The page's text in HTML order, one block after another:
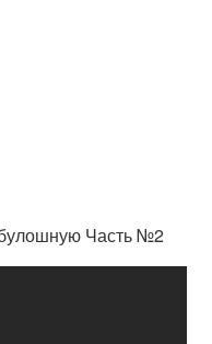
Часть №2